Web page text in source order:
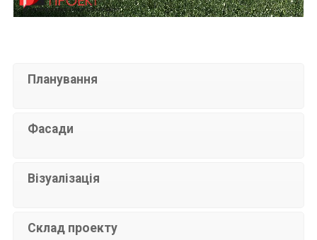
Планування
Фасади
Візуалізація
Склад проекту